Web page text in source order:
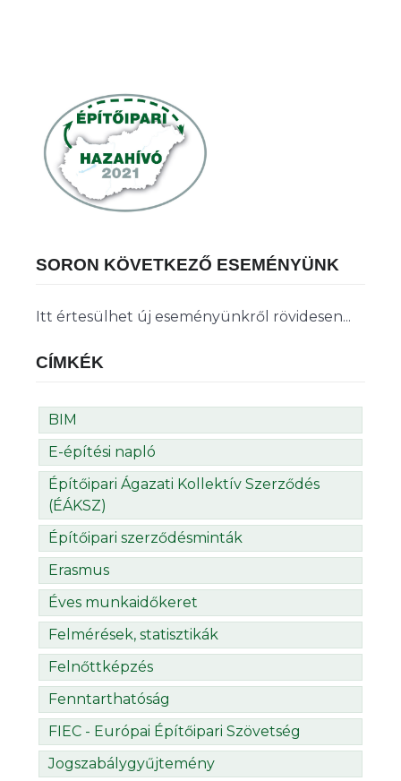
SORON KÖVETKEZŐ ESEMÉNYÜNK
Itt értesülhet új eseményünkről rövidesen...
CÍMKÉK
BIM
E-építési napló
Építőipari Ágazati Kollektív Szerződés
(ÉÁKSZ)
Építőipari szerződésminták
Erasmus
Éves munkaidőkeret
Felmérések, statisztikák
Felnőttképzés
Fenntarthatóság
FIEC - Európai Építőipari Szövetség
Jogszabálygyűjtemény